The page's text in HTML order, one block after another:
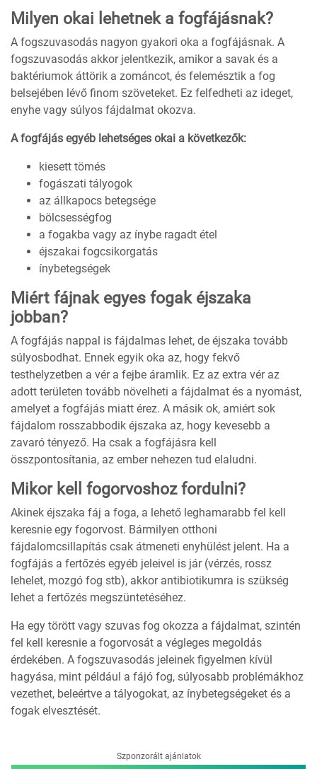
Milyen okai lehetnek a fogfájásnak?
A fogszuvasodás nagyon gyakori oka a fogfájásnak. A
fogszuvasodás akkor jelentkezik, amikor a savak és a
baktériumok áttörik a zománcot, és felemésztik a fog
belsejében lévő finom szöveteket. Ez felfedheti az ideget,
enyhe vagy súlyos fájdalmat okozva.
A fogfájás egyéb lehetséges okai a következők:
kiesett tömés
fogászati tályogok
az állkapocs betegsége
bölcsességfog
a fogakba vagy az ínybe ragadt étel
éjszakai fogcsikorgatás
ínybetegségek
Miért fájnak egyes fogak éjszaka
jobban?
A fogfájás nappal is fájdalmas lehet, de éjszaka tovább
súlyosbodhat. Ennek egyik oka az, hogy fekvő
testhelyzetben a vér a fejbe áramlik. Ez az extra vér az
adott területen tovább növelheti a fájdalmat és a nyomást,
amelyet a fogfájás miatt érez. A másik ok, amiért sok
fájdalom rosszabbodik éjszaka az, hogy kevesebb a
zavaró tényező. Ha csak a fogfájásra kell
összpontosítania, az ember nehezen tud elaludni.
Mikor kell fogorvoshoz fordulni?
Akinek éjszaka fáj a foga, a lehető leghamarabb fel kell
keresnie egy fogorvost. Bármilyen otthoni
fájdalomcsillapítás csak átmeneti enyhülést jelent. Ha a
fogfájás a fertőzés egyéb jeleivel is jár (vérzés, rossz
lehelet, mozgó fog stb), akkor antibiotikumra is szükség
lehet a fertőzés megszüntetéséhez.
Ha egy törött vagy szuvas fog okozza a fájdalmat, szintén
fel kell keresnie a fogorvosát a végleges megoldás
érdekében. A fogszuvasodás jeleinek figyelmen kívül
hagyása, mint például a fájó fog, súlyosabb problémákhoz
vezethet, beleértve a tályogokat, az ínybetegségeket és a
fogak elvesztését.
Szponzorált ajánlatok